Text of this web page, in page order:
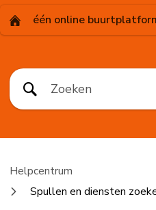
één online
Helpcentrum
Spullen en diensten